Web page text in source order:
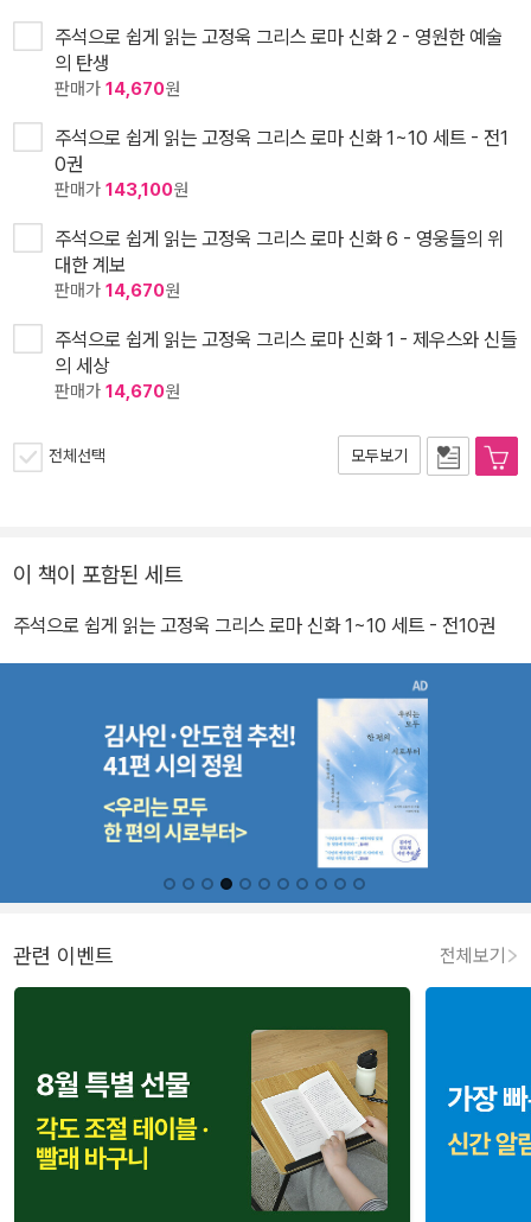
주석으로 쉽게 읽는 고정욱 그리스 로마 신화 2 - 영원한 예술
의 탄생
판매가 14,670원
주석으로 쉽게 읽는 고정욱 그리스 로마 신화 1~10 세트 - 전1
0권
판매가 143,100원
주석으로 쉽게 읽는 고정욱 그리스 로마 신화 6 - 영웅들의 위
대한 계보
판매가 14,670원
주석으로 쉽게 읽는 고정욱 그리스 로마 신화 1 - 제우스와 신들
의 세상
판매가 14,670원
전체선택 모두보기
이 책이 포함된 세트
주석으로 쉽게 읽는 고정욱 그리스 로마 신화 1~10 세트 - 전10권
관련 이벤트 전체보기